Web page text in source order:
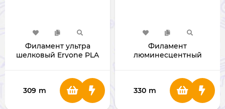
Филамент ультра
шелковый Eryone PLA
309 m
Филамент
люминесцентный
330 m